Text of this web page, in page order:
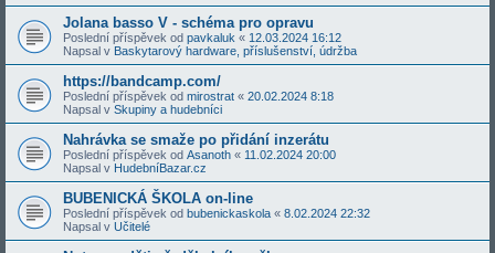
Jolana basso V - schéma pro opravu
Poslední příspěvek od pavkaluk « 12.03.2024 16:12
Napsal v Baskytarový hardware, příslušenství, údržba
https://bandcamp.com/
Poslední příspěvek od mirostrat « 20.02.2024 8:18
Napsal v Skupiny a hudebníci
Nahrávka se smaže po přidání inzerátu
Poslední příspěvek od Asanoth « 11.02.2024 20:00
Napsal v HudebníBazar.cz
BUBENICKÁ ŠKOLA on-line
Poslední příspěvek od bubenickaskola « 8.02.2024 22:32
Napsal v Učitelé